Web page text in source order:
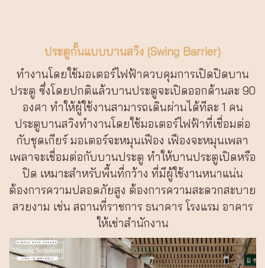
ประตูกั้นแบบบานสวิง (Swing Barrier)
ทำงานโดยใช้มอเตอร์ไฟฟ้าควบคุมการเปิดปิดบาน
ประตู ซึ่งโดยปกติแล้วบานประตูจะเปิดออกด้านละ 90
องศา ทำให้ผู้ใช้งานสามารถเดินผ่านได้ทีละ 1 คน
ประตูบานสวิงทำงานโดยใช้มอเตอร์ไฟฟ้าที่เชื่อมต่อ
กับชุดเกียร์ มอเตอร์จะหมุนเฟือง เฟืองจะหมุนเพลา
เพลาจะเชื่อมต่อกับบานประตู ทำให้บานประตูเปิดหรือ
ปิด เหมาะสำหรับพื้นที่กว้าง ที่มีผู้ใช้งานหนาแน่น
ต้องการความปลอดภัยสูง ต้องการความสะดวกสะบาย
สวยงาม เช่น สถานที่ราชการ ธนาคาร โรงแรม อาคาร
ให้เช่าสำนักงาน